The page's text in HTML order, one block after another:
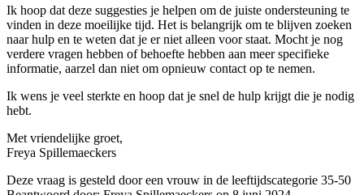
Ik hoop dat deze suggesties je helpen om de juiste ondersteuning te
vinden in deze moeilijke tijd. Het is belangrijk om te blijven zoeken
naar hulp en te weten dat je er niet alleen voor staat. Mocht je nog
verdere vragen hebben of behoefte hebben aan meer specifieke
informatie, aarzel dan niet om opnieuw contact op te nemen.
Ik wens je veel sterkte en hoop dat je snel de hulp krijgt die je nodig
hebt.
Met vriendelijke groet,
Freya Spillemaeckers
Deze vraag is gesteld door een vrouw in de leeftijdscategorie 35-50